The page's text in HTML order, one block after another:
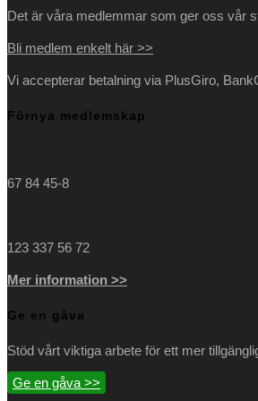
Det är våra medlemmar som ger oss vår
Bli medlem enkelt här >>
Vi accepterar betalning via PlusGiro,
Förnya medlemskap
67 84 45-8
123 337 56 72
Mer information >>
Ge en gåva
Stöd vårt viktiga arbete för ett mer
Ge en gåva >>